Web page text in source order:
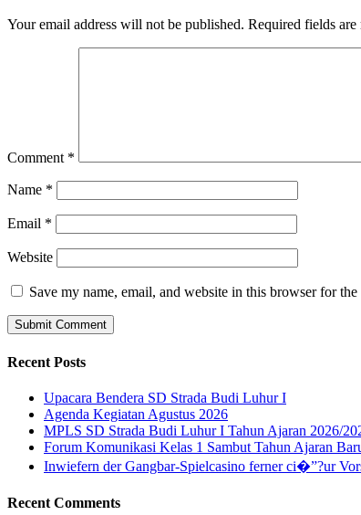
Your email address will not be published. Required fields are
Comment *
Name *
Email *
Website
Save my name, email, and website in this browser for
Recent Posts
Upacara Bendera SD Strada Budi Luhur I
Agenda Kegiatan Agustus 2026
MPLS SD Strada Budi Luhur I Tahun Ajaran 2026/
Forum Komunikasi Kelas 1 Sambut Tahun Ajaran
Inwiefern der Gangbar-Spielcasino ferner ci�”?ur
Recent Comments